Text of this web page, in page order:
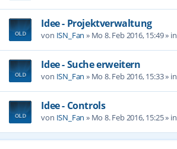
Idee - Projektverwaltung
von ISN_Fan » Mo 8. Feb 2016, 15:49» in
Idee - Suche erweitern
von ISN_Fan » Mo 8. Feb 2016, 15:33» in
Idee - Controls
von ISN_Fan » Mo 8. Feb 2016, 15:25» in